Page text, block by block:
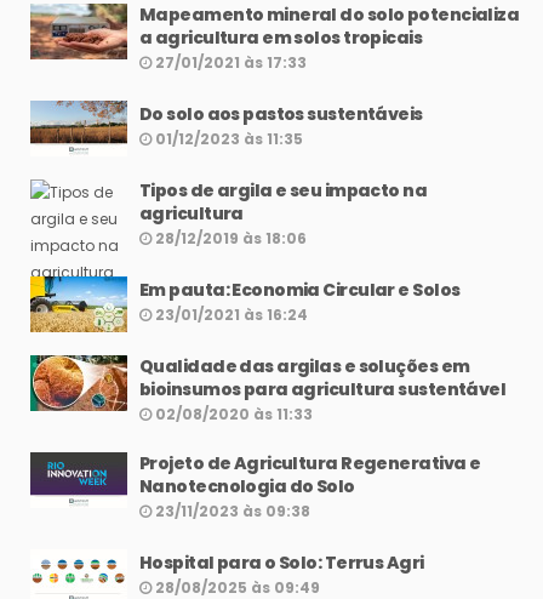
Mapeamento mineral do solo potencializa
a agricultura em solos tropicais
27/01/2021 às 17:33
Do solo aos pastos sustentáveis
01/12/2023 às 11:35
Tipos de argila e seu impacto na
agricultura
28/12/2019 às 18:06
Em pauta: Economia Circular e Solos
23/01/2021 às 16:24
Qualidade das argilas e soluções em
bioinsumos para agricultura sustentável
02/08/2020 às 11:33
Projeto de Agricultura Regenerativa e
Nanotecnologia do Solo
23/11/2023 às 09:38
Hospital para o Solo: Terrus Agri
28/08/2025 às 09:49